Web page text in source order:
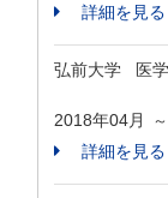
詳細を見る
弘前大学 医
2018年04月 ～
詳細を見る